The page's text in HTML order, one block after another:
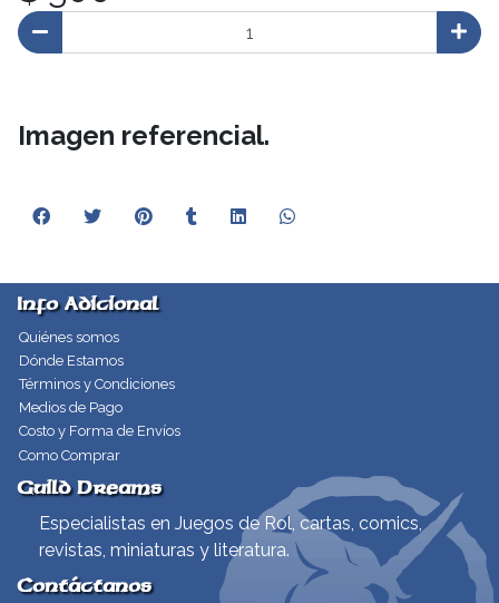
Imagen referencial.
Info Adicional
Quiénes somos
Dónde Estamos
Términos y Condiciones
Medios de Pago
Costo y Forma de Envíos
Como Comprar
Guild Dreams
Especialistas en Juegos de Rol, cartas, comics,
revistas, miniaturas y literatura.
Contáctanos